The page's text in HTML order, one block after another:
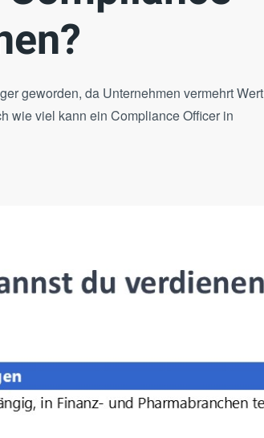
geworden, da Unternehmen vermehrt Wert
wie viel kann ein Compliance Officer in